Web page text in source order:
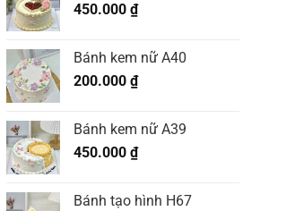
450.000 ₫
Bánh kem nữ A40
200.000 ₫
Bánh kem nữ A39
450.000 ₫
Bánh tạo hình H67